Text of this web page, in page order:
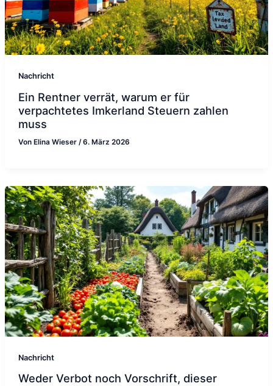
Nachricht
Ein Rentner verrät, warum er für
verpachtetes Imkerland Steuern zahlen
muss
Von Elina Wieser /6. März 2026
Nachricht
Weder Verbot noch Vorschrift, dieser